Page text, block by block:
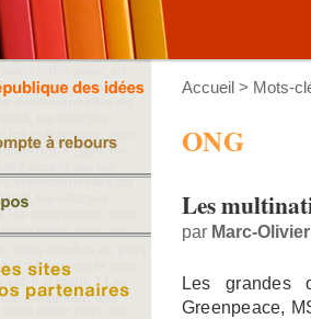
Accueil > Mots-
ONG
Les
par Marc-
Les grandes
Greenpeace,